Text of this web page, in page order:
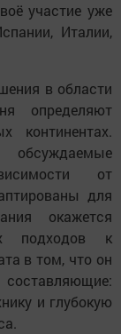
участие уже
Италии,
в области
определяют
континентах.
обсуждаемые
от
для
окажется
подходов к
в том, что он
и глубокую